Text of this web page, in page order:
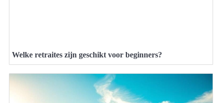
Welke retraites zijn geschikt voor beginners?